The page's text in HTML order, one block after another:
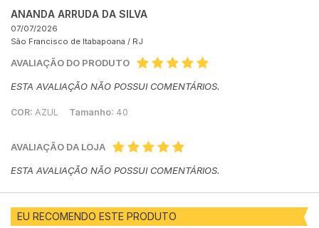
ANANDA ARRUDA DA SILVA
07/07/2026
São Francisco de Itabapoana / RJ
AVALIAÇÃO DO PRODUTO
ESTA AVALIAÇÃO NÃO POSSUI COMENTÁRIOS.
COR: AZUL Tamanho: 40
AVALIAÇÃO DA LOJA
ESTA AVALIAÇÃO NÃO POSSUI COMENTÁRIOS.
EU RECOMENDO ESTE PRODUTO